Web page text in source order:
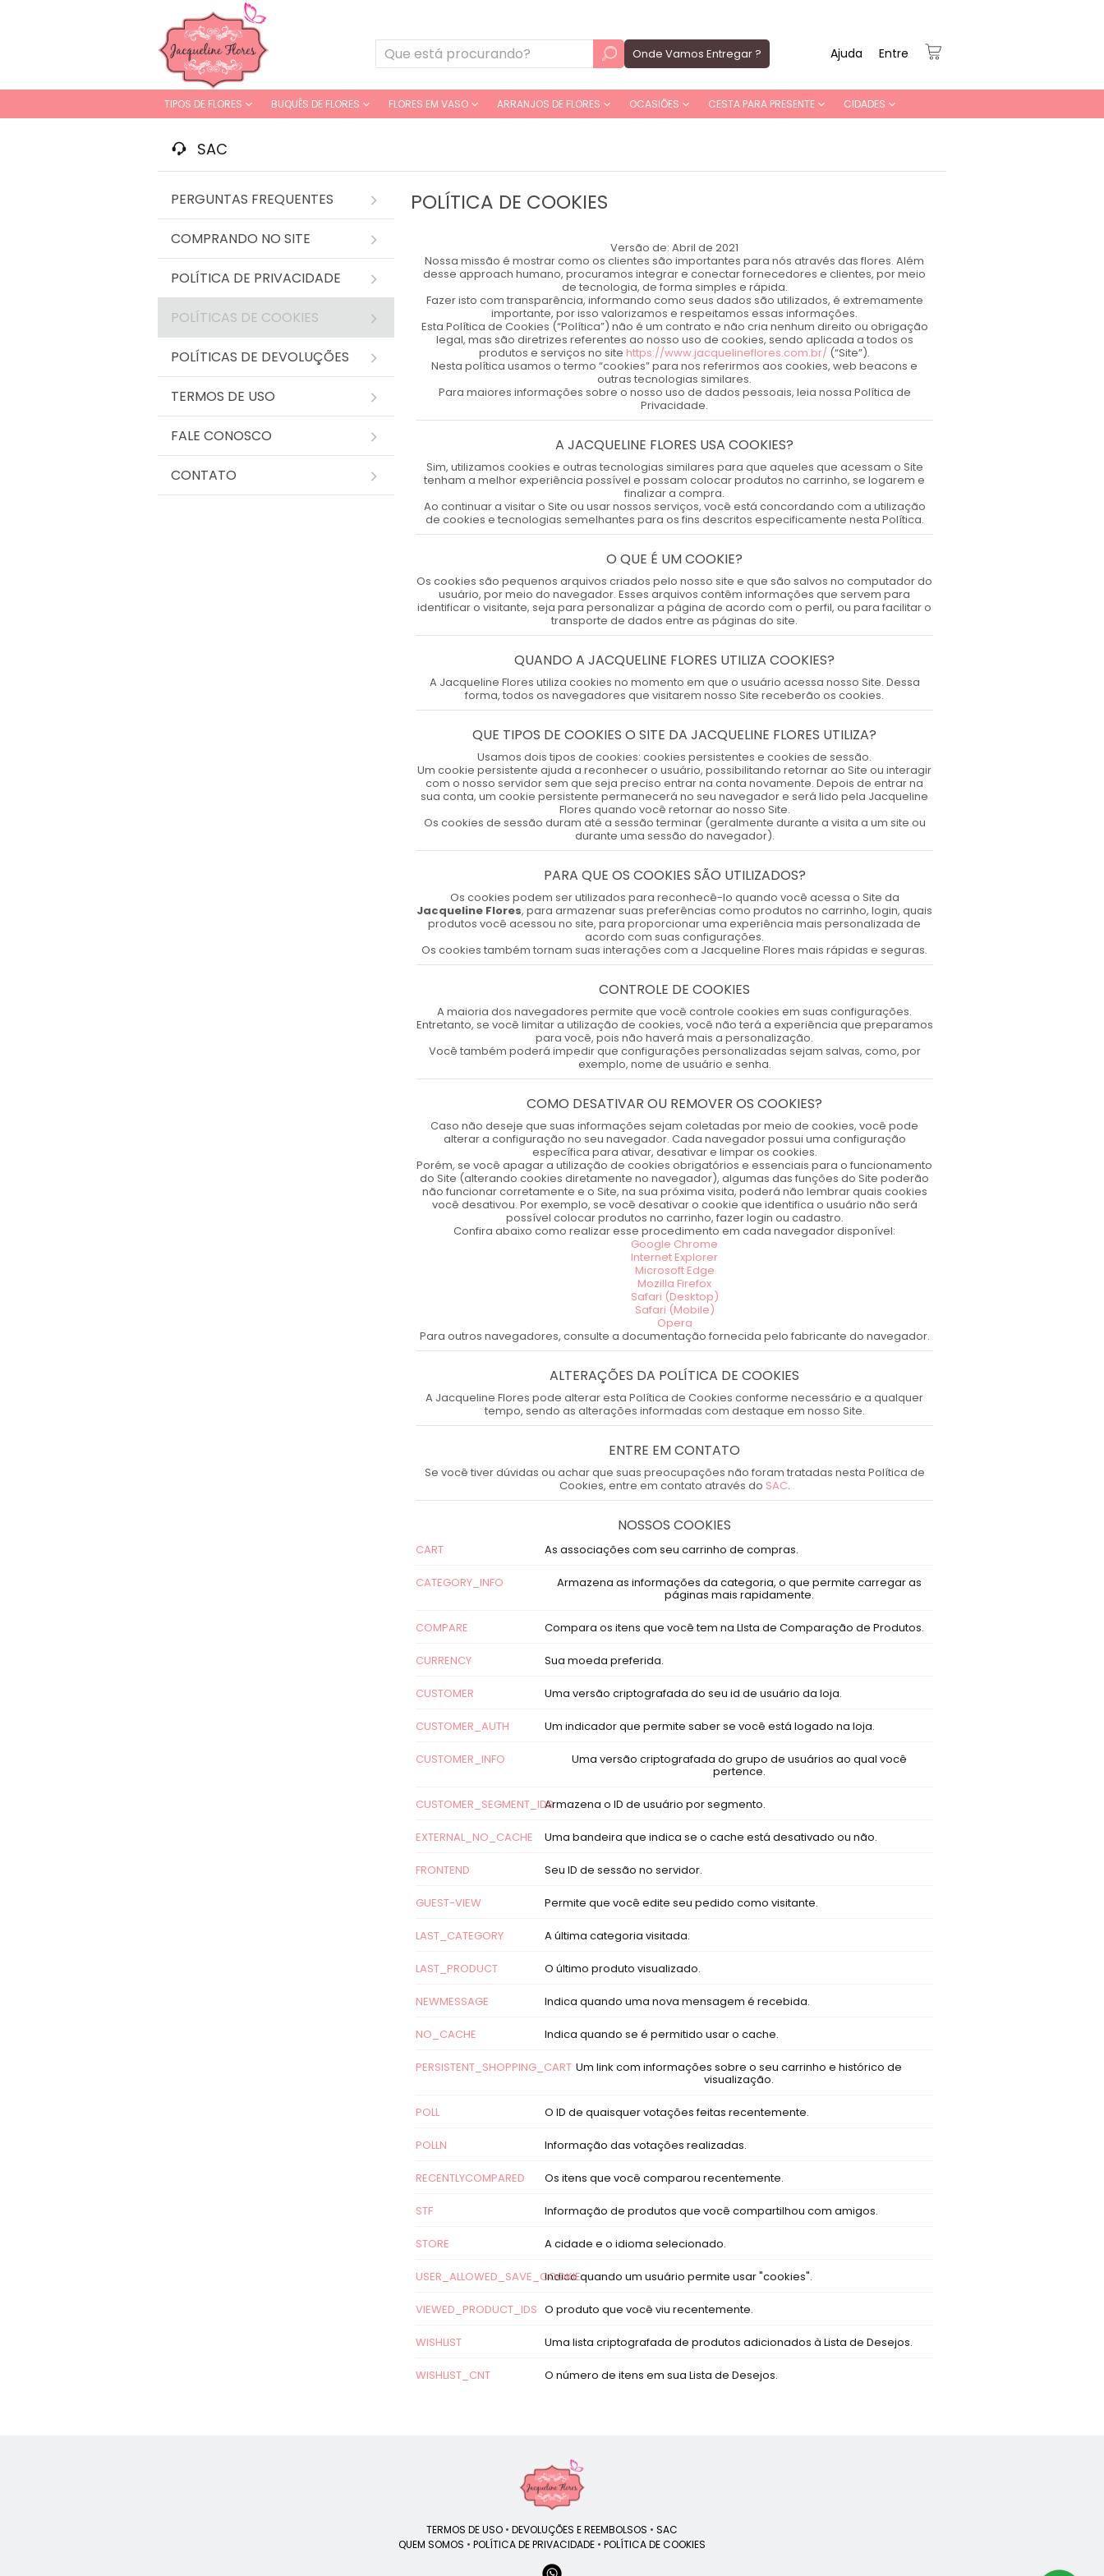
Onde Vamos Entregar ? Entre
Ajuda
TIPOS DE FLORES BUQUÊS DE FLORES FLORES EM VASO ARRANJOS DE FLORES OCASIÕES CESTA PARA PRESENTE CIDADES
SAC
PERGUNTAS FREQUENTES
COMPRANDO NO SITE
POLÍTICA DE PRIVACIDADE
POLÍTICAS DE COOKIES
POLÍTICAS DE DEVOLUÇÕES
TERMOS DE USO
FALE CONOSCO
CONTATO
POLÍTICA DE COOKIES
Versão de: Abril de 2021
Nossa missão é mostrar como os clientes são importantes para nós através das flores. Além
desse approach humano, procuramos integrar e conectar fornecedores e clientes, por meio
de tecnologia, de forma simples e rápida.
Fazer isto com transparência, informando como seus dados são utilizados, é extremamente
importante, por isso valorizamos e respeitamos essas informações.
Esta Política de Cookies (“Política”) não é um contrato e não cria nenhum direito ou obrigação
legal, mas são diretrizes referentes ao nosso uso de cookies, sendo aplicada a todos os
produtos e serviços no site https://www.jacquelineflores.com.br/ (“Site”).
Nesta política usamos o termo “cookies” para nos referirmos aos cookies, web beacons e
outras tecnologias similares.
Para maiores informações sobre o nosso uso de dados pessoais, leia nossa Política de
Privacidade.
A JACQUELINE FLORES USA COOKIES?
Sim, utilizamos cookies e outras tecnologias similares para que aqueles que acessam o Site
tenham a melhor experiência possível e possam colocar produtos no carrinho, se logarem e
finalizar a compra.
Ao continuar a visitar o Site ou usar nossos serviços, você está concordando com a utilização
de cookies e tecnologias semelhantes para os fins descritos especificamente nesta Política.
O QUE É UM COOKIE?
Os cookies são pequenos arquivos criados pelo nosso site e que são salvos no computador do
usuário, por meio do navegador. Esses arquivos contêm informações que servem para
identificar o visitante, seja para personalizar a página de acordo com o perfil, ou para facilitar o
transporte de dados entre as páginas do site.
QUANDO A JACQUELINE FLORES UTILIZA COOKIES?
A Jacqueline Flores utiliza cookies no momento em que o usuário acessa nosso Site. Dessa
forma, todos os navegadores que visitarem nosso Site receberão os cookies.
QUE TIPOS DE COOKIES O SITE DA JACQUELINE FLORES UTILIZA?
Usamos dois tipos de cookies: cookies persistentes e cookies de sessão.
Um cookie persistente ajuda a reconhecer o usuário, possibilitando retornar ao Site ou interagir
com o nosso servidor sem que seja preciso entrar na conta novamente. Depois de entrar na
sua conta, um cookie persistente permanecerá no seu navegador e será lido pela Jacqueline
Flores quando você retornar ao nosso Site.
Os cookies de sessão duram até a sessão terminar (geralmente durante a visita a um site ou
durante uma sessão do navegador).
PARA QUE OS COOKIES SÃO UTILIZADOS?
Os cookies podem ser utilizados para reconhecê-lo quando você acessa o Site da
Jacqueline Flores, para armazenar suas preferências como produtos no carrinho, login, quais
produtos você acessou no site, para proporcionar uma experiência mais personalizada de
acordo com suas configurações.
Os cookies também tornam suas interações com a Jacqueline Flores mais rápidas e seguras.
CONTROLE DE COOKIES
A maioria dos navegadores permite que você controle cookies em suas configurações.
Entretanto, se você limitar a utilização de cookies, você não terá a experiência que preparamos
para você, pois não haverá mais a personalização.
Você também poderá impedir que configurações personalizadas sejam salvas, como, por
exemplo, nome de usuário e senha.
COMO DESATIVAR OU REMOVER OS COOKIES?
Caso não deseje que suas informações sejam coletadas por meio de cookies, você pode
alterar a configuração no seu navegador. Cada navegador possui uma configuração
específica para ativar, desativar e limpar os cookies.
Porém, se você apagar a utilização de cookies obrigatórios e essenciais para o funcionamento
do Site (alterando cookies diretamente no navegador), algumas das funções do Site poderão
não funcionar corretamente e o Site, na sua próxima visita, poderá não lembrar quais cookies
você desativou. Por exemplo, se você desativar o cookie que identifica o usuário não será
possível colocar produtos no carrinho, fazer login ou cadastro.
Confira abaixo como realizar esse procedimento em cada navegador disponível:
Google Chrome
Internet Explorer
Microsoft Edge
Mozilla Firefox
Safari (Desktop)
Safari (Mobile)
Opera
Para outros navegadores, consulte a documentação fornecida pelo fabricante do navegador.
ALTERAÇÕES DA POLÍTICA DE COOKIES
A Jacqueline Flores pode alterar esta Política de Cookies conforme necessário e a qualquer
tempo, sendo as alterações informadas com destaque em nosso Site.
ENTRE EM CONTATO
Se você tiver dúvidas ou achar que suas preocupações não foram tratadas nesta Política de
Cookies, entre em contato através do SAC.
NOSSOS COOKIES
CART As associações com seu carrinho de compras.
CATEGORY_INFO Armazena as informações da categoria, o que permite carregar as
páginas mais rapidamente.
COMPARE Compara os itens que você tem na LIsta de Comparação de Produtos.
CURRENCY Sua moeda preferida.
CUSTOMER Uma versão criptografada do seu id de usuário da loja.
CUSTOMER_AUTH Um indicador que permite saber se você está logado na loja.
CUSTOMER_INFO Uma versão criptografada do grupo de usuários ao qual você
pertence.
CUSTOMER_SEGMENT_IDSArmazena o ID de usuário por segmento.
EXTERNAL_NO_CACHE Uma bandeira que indica se o cache está desativado ou não.
FRONTEND Seu ID de sessão no servidor.
GUEST-VIEW Permite que você edite seu pedido como visitante.
LAST_CATEGORY A última categoria visitada.
LAST_PRODUCT O último produto visualizado.
NEWMESSAGE Indica quando uma nova mensagem é recebida.
NO_CACHE Indica quando se é permitido usar o cache.
PERSISTENT_SHOPPING_CART Um link com informações sobre o seu carrinho e histórico de
visualização.
POLL O ID de quaisquer votações feitas recentemente.
POLLN Informação das votações realizadas.
RECENTLYCOMPARED Os itens que você comparou recentemente.
STF Informação de produtos que você compartilhou com amigos.
STORE A cidade e o idioma selecionado.
USER_ALLOWED_SAVE_COOKIEIndica quando um usuário permite usar "cookies".
VIEWED_PRODUCT_IDS O produto que você viu recentemente.
WISHLIST Uma lista criptografada de produtos adicionados à Lista de Desejos.
WISHLIST_CNT O número de itens em sua Lista de Desejos.
TERMOS DE USO • DEVOLUÇÕES E REEMBOLSOS • SAC
QUEM SOMOS • POLÍTICA DE PRIVACIDADE • POLÍTICA DE COOKIES